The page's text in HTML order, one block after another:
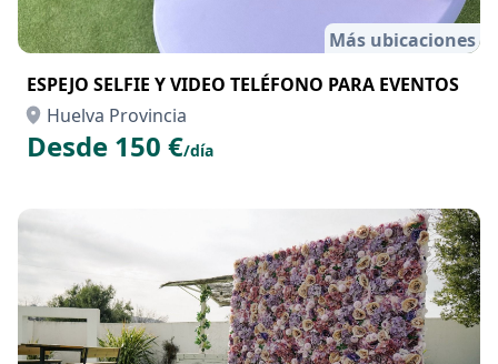
Más ubicaciones
ESPEJO SELFIE Y VIDEO TELÉFONO PARA EVENTOS
Huelva Provincia
Desde 150 €/día